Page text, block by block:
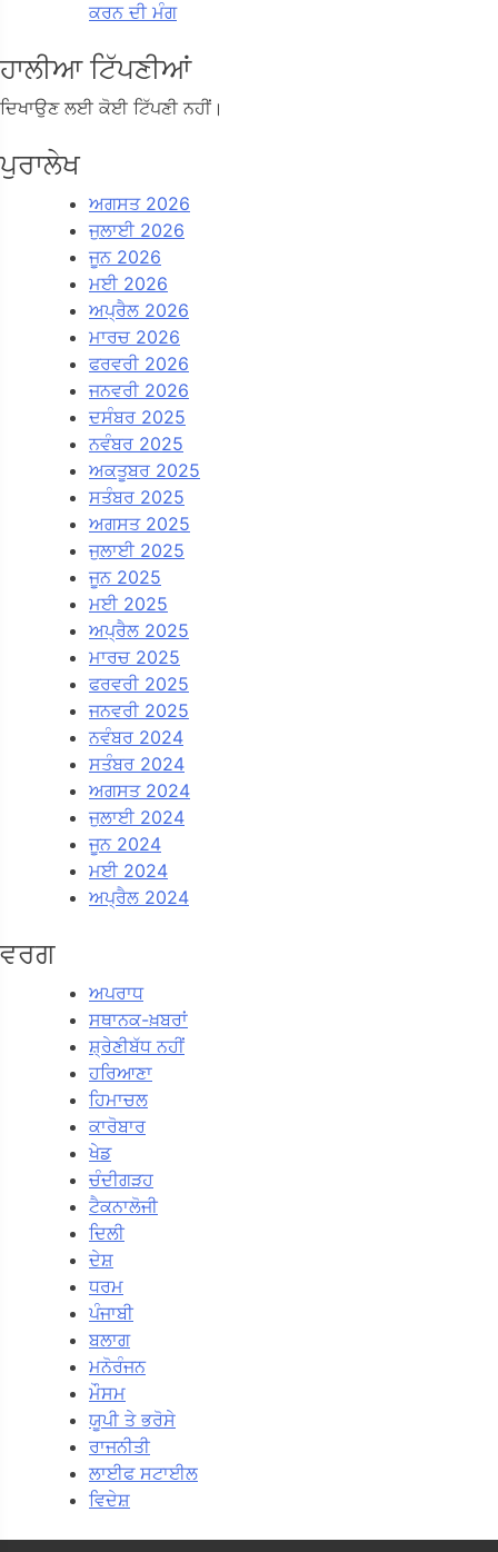
ਕਰਨ ਦੀ ਮੰਗ
ਹਾਲੀਆ ਟਿੱਪਣੀਆਂ
ਦਿਖਾਉਣ ਲਈ ਕੋਈ ਟਿੱਪਣੀ ਨਹੀਂ।
ਪੁਰਾਲੇਖ
ਅਗਸਤ 2026
ਜੁਲਾਈ 2026
ਜੂਨ 2026
ਮਈ 2026
ਅਪ੍ਰੈਲ 2026
ਮਾਰਚ 2026
ਫਰਵਰੀ 2026
ਜਨਵਰੀ 2026
ਦਸੰਬਰ 2025
ਨਵੰਬਰ 2025
ਅਕਤੂਬਰ 2025
ਸਤੰਬਰ 2025
ਅਗਸਤ 2025
ਜੁਲਾਈ 2025
ਜੂਨ 2025
ਮਈ 2025
ਅਪ੍ਰੈਲ 2025
ਮਾਰਚ 2025
ਫਰਵਰੀ 2025
ਜਨਵਰੀ 2025
ਨਵੰਬਰ 2024
ਸਤੰਬਰ 2024
ਅਗਸਤ 2024
ਜੁਲਾਈ 2024
ਜੂਨ 2024
ਮਈ 2024
ਅਪ੍ਰੈਲ 2024
ਵਰਗ
ਅਪਰਾਧ
ਸਥਾਨਕ-ਖ਼ਬਰਾਂ
ਸ਼੍ਰੇਣੀਬੱਧ ਨਹੀਂ
ਹਰਿਆਣਾ
ਹਿਮਾਚਲ
ਕਾਰੋਬਾਰ
ਖੇਡ
ਚੰਦੀਗੜਹ
ਟੈਕਨਾਲੋਜੀ
ਦਿਲੀ
ਦੇਸ਼
ਧਰਮ
ਪੰਜਾਬੀ
ਬਲਾਗ
ਮਨੋਰੰਜਨ
ਮੌਸਮ
ਯੂਪੀ ਤੇ ਭਰੋਸੇ
ਰਾਜਨੀਤੀ
ਲਾਈਫ ਸਟਾਈਲ
ਵਿਦੇਸ਼